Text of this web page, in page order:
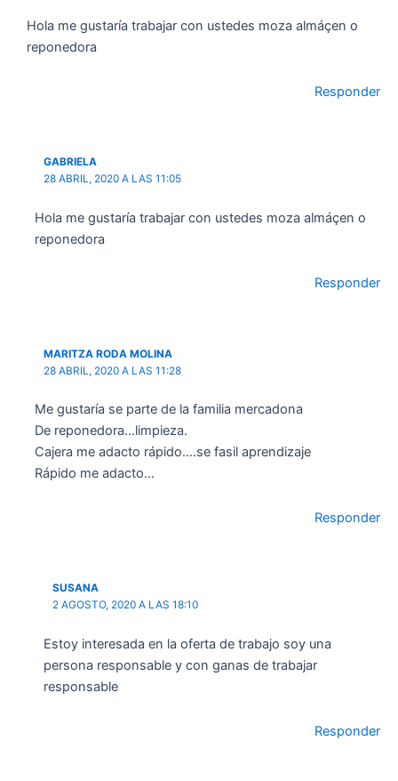
Hola me gustaría trabajar con ustedes moza almáçen o
reponedora
Responder
GABRIELA
28 ABRIL, 2020 A LAS 11:05
Hola me gustaría trabajar con ustedes moza almáçen o
reponedora
Responder
MARITZA RODA MOLINA
28 ABRIL, 2020 A LAS 11:28
Me gustaría se parte de la familia mercadona
De reponedora…limpieza.
Cajera me adacto rápido….se fasil aprendizaje
Rápido me adacto…
Responder
SUSANA
2 AGOSTO, 2020 A LAS 18:10
Estoy interesada en la oferta de trabajo soy una
persona responsable y con ganas de trabajar
responsable
Responder